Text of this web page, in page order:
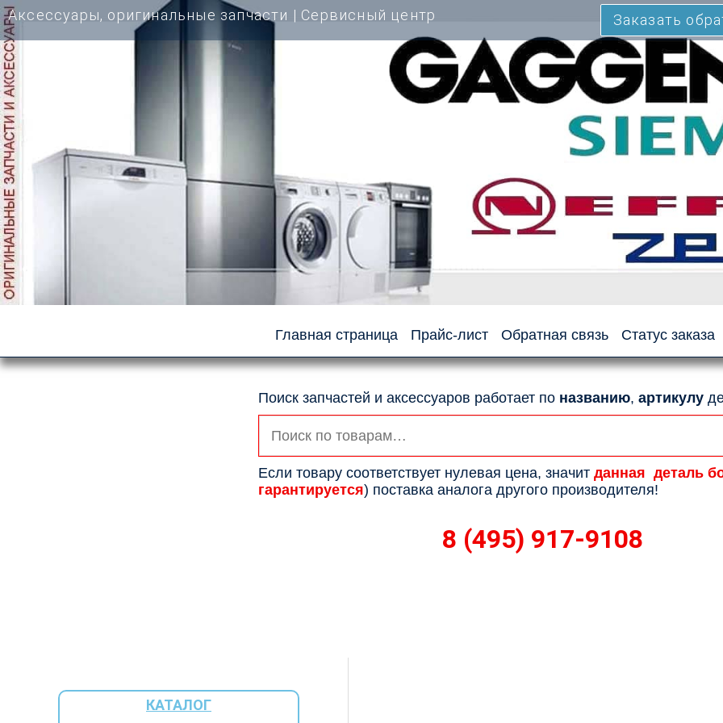
Перейти
к
содержимому
Аксессуары, оригинальные запчасти | Cервисный центр Заказать
Главная страница Прайс-лист Обратная связь Статус заказа
Поиск запчастей и аксессуаров работает по названию, артикулу
Если товару соответствует нулевая цена, значит данная деталь
гарантируется) поставка аналога другого производителя!
8 (495) 917-9108
КАТАЛОГ